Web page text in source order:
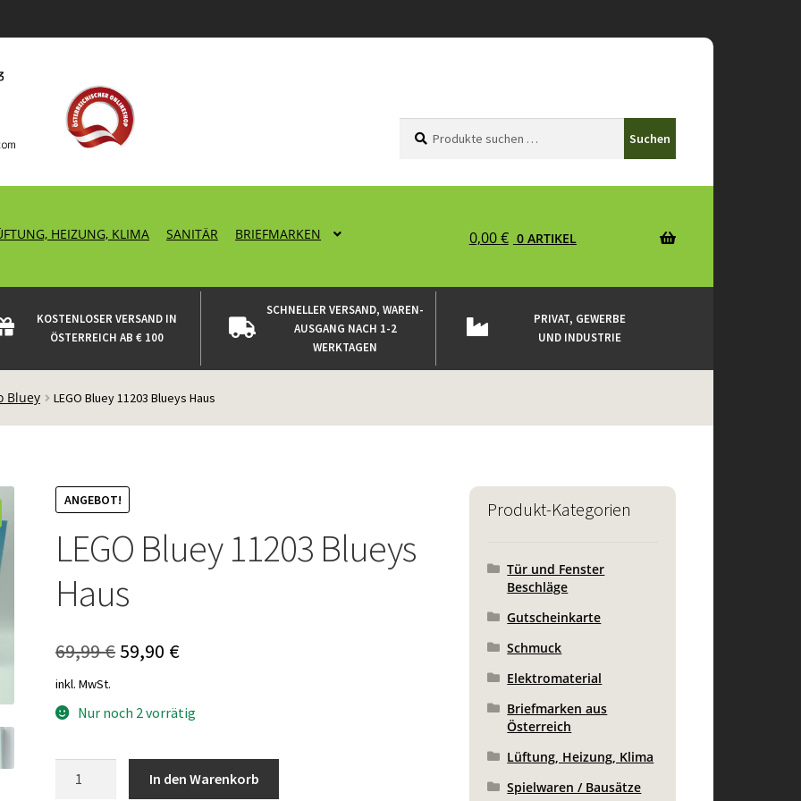
nach:
Suchen
HEIZUNG, KLIMA SANITÄR BRIEFMARKEN 0,00€ 0 ARTIKEL
KOSTENLOSER VERSAND IN
ÖSTERREICH AB € 100
SCHNELLER VERSAND, WAREN-
AUSGANG NACH 1-2
WERKTAGEN
PRIVAT, GEWERBE
UND INDUSTRIE
Bluey LEGO Bluey 11203 Blueys Haus
ANGEBOT!
LEGO Bluey 11203 Blueys
Haus
69,99€Ursprünglicher
war:
59,90 €Aktueller
ist:
inkl. MwSt.
Nur noch 2 vorrätig
In den Warenkorb
Produkt-Kategorien
Tür und Fenster
Beschläge
Gutscheinkarte
Schmuck
Elektromaterial
Briefmarken aus
Österreich
Lüftung, Heizung, Klima
Spielwaren / Bausätze